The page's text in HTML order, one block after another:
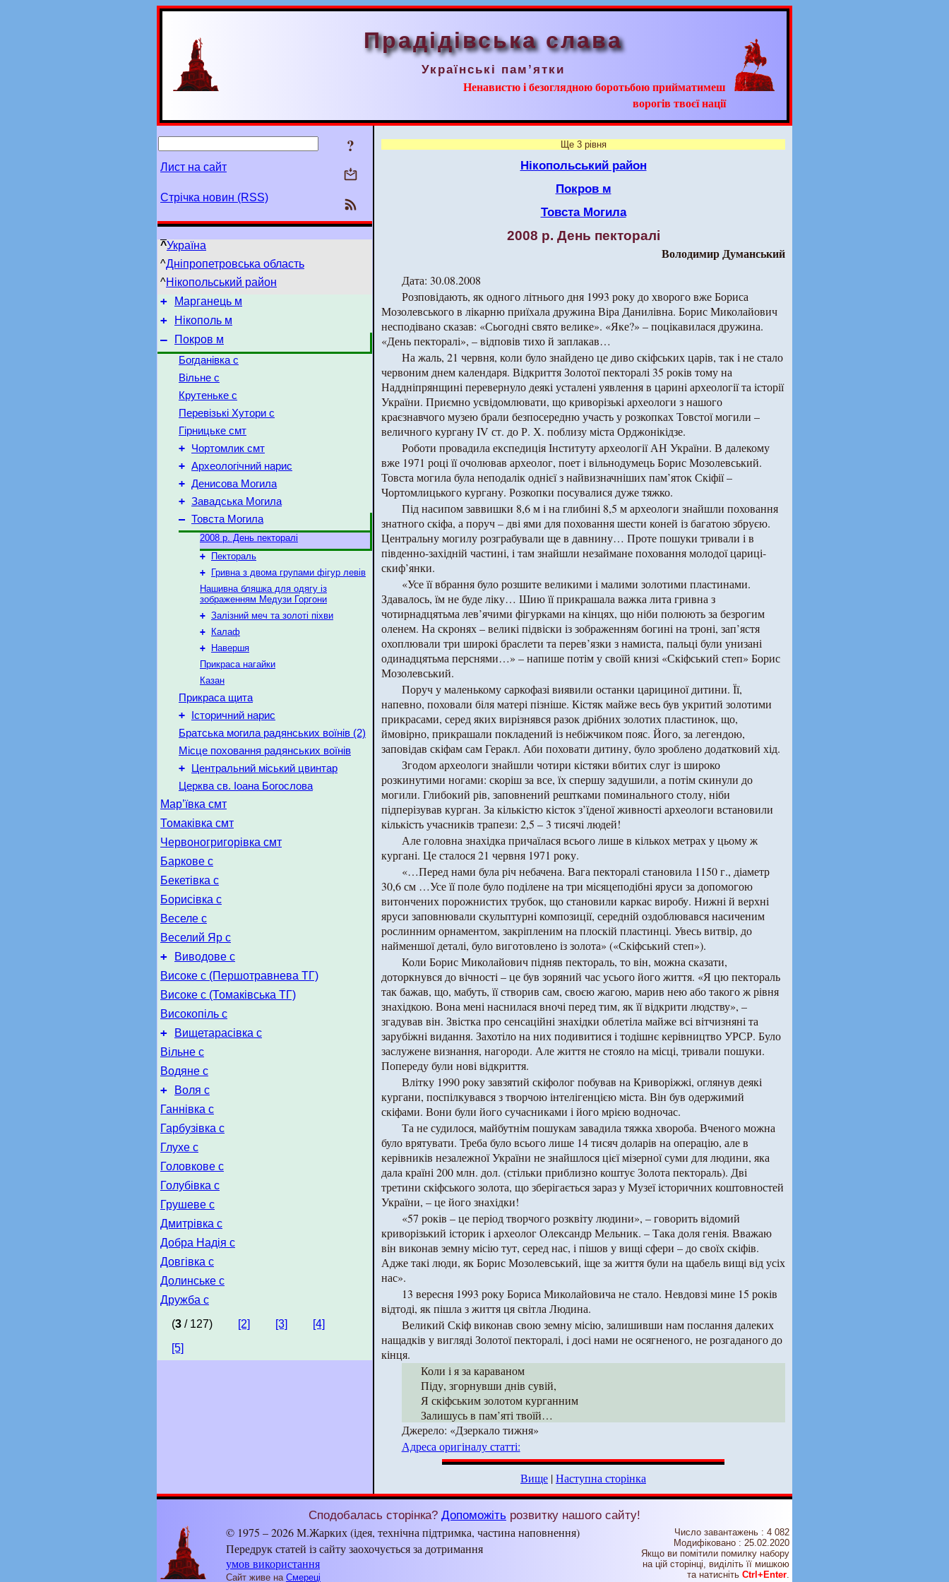
Прадідівська слава
Українські пам’ятки
Ненавистю і безоглядною боротьбою прийматимеш
ворогів твоєї нації
?
Лист на сайт
Стрічка новин (RSS)
^Україна
^Дніпропетровська область
^Нікопольський район
+ Марганець м
+ Нікополь м
– Покров м
Богданівка с
Вільне с
Крутеньке с
Перевізькі Хутори с
Гірницьке смт
+ Чортомлик смт
+ Археологічний нарис
+ Денисова Могила
+ Завадська Могила
– Товста Могила
2008 р. День пекторалі
+
Пектораль
+
Гривна з двома групами фігур левів
Нашивна бляшка для одягу із
зображенням Медузи Горгони
+ Залізний меч та золоті піхви
+
Калаф
+
Навершя
Прикраса нагайки
Казан
Прикраса щита
+
Історичний нарис
Братська могила радянських воїнів (2)
Місце поховання радянських воїнів
+
Центральний міський цвинтар
Церква св. Іоана Богослова
Мар’ївка смт
Томаківка смт
Червоногригорівка смт
Баркове с
Бекетівка с
Борисівка с
Веселе с
Веселий Яр с
+
Виводове с
Високе с (Першотравнева ТГ)
Високе с (Томаківська ТГ)
Високопіль с
+
Вищетарасівка с
Вільне с
Водяне с
+
Воля с
Ганнівка с
Гарбузівка с
Глухе с
Головкове с
Голубівка с
Грушеве с
Дмитрівка с
Добра Надія с
Довгівка с
Долинське с
Дружба с
(3 / 127) [2] [3]
[4]
[5]
Ще 3 рівня
Нікопольський район
Покров м
Товста Могила
2008 р. День пекторалі
Володимир Думанський
Дата: 30.08.2008
Розповідають, як одного літнього дня 1993 року до хворого вже Бориса
Мозолевського в лікарню приїхала дружина Віра Данилівна. Борис Миколайович
несподівано сказав: «Сьогодні свято велике». «Яке?» – поцікавилася дружина.
«День пекторалі», – відповів тихо й заплакав…
На жаль, 21 червня, коли було знайдено це диво скіфських царів, так і не стало
червоним днем календаря. Відкриття Золотої пекторалі 35 років тому на
Наддніпрянщині перевернуло деякі усталені уявлення в царині археології та історії
України. Приємно усвідомлювати, що криворізькі археологи з нашого
краєзнавчого музею брали безпосередню участь у розкопках Товстої могили –
величного кургану ІV ст. до Р. Х. поблизу міста Орджонікідзе.
Роботи провадила експедиція Інституту археології АН України. В далекому
вже 1971 році її очолював археолог, поет і вільнодумець Борис Мозолевський.
Товста могила була неподалік однієї з найвизначніших пам’яток Скіфії –
Чортомлицького кургану. Розкопки посувалися дуже тяжко.
Під насипом заввишки 8,6 м і на глибині 8,5 м археологи знайшли поховання
знатного скіфа, а поруч – дві ями для поховання шести коней із багатою збруєю.
Центральну могилу розграбували ще в давнину… Проте пошуки тривали і в
південно-західній частині, і там знайшли незаймане поховання молодої цариці-
скиф’янки.
«Усе її вбрання було розшите великими і малими золотими пластинами.
Здавалось, їм не буде ліку… Шию її прикрашала важка лита гривна з
чотирнадцятьма лев’ячими фігурками на кінцях, що ніби полюють за безрогим
оленем. На скронях – великі підвіски із зображенням богині на троні, зап’ястя
охоплювали три широкі браслети та перев’язки з намиста, пальці були унизані
одинадцятьма перснями…» – напише потім у своїй книзі «Скіфський степ» Борис
Мозолевський.
Поруч у маленькому саркофазі виявили останки царициної дитини. Її,
напевно, поховали біля матері пізніше. Кістяк майже весь був укритий золотими
прикрасами, серед яких вирізнявся разок дрібних золотих пластинок, що,
ймовірно, прикрашали покладений із небіжчиком пояс. Його, за легендою,
заповідав скіфам сам Геракл. Аби поховати дитину, було зроблено додатковий хід.
Згодом археологи знайшли чотири кістяки вбитих слуг із широко
розкинутими ногами: скоріш за все, їх спершу задушили, а потім скинули до
могили. Глибокий рів, заповнений рештками поминального столу, ніби
підперізував курган. За кількістю кісток з’їденої живності археологи встановили
кількість учасників трапези: 2,5 – 3 тисячі людей!
Але головна знахідка причаїлася всього лише в кількох метрах у цьому ж
кургані. Це сталося 21 червня 1971 року.
«…Перед нами була річ небачена. Вага пекторалі становила 1150 г., діаметр
30,6 см …Усе її поле було поділене на три місяцеподібні яруси за допомогою
витончених порожнистих трубок, що становили каркас виробу. Нижні й верхні
яруси заповнювали скульптурні композиції, середній оздоблювався насиченим
рослинним орнаментом, закріпленим на плоскій пластинці. Увесь витвір, до
найменшої деталі, було виготовлено із золота» («Скіфський степ»).
Коли Борис Миколайович підняв пектораль, то він, можна сказати,
доторкнувся до вічності – це був зоряний час усього його життя. «Я цю пектораль
так бажав, що, мабуть, її створив сам, своєю жагою, марив нею або такого ж рівня
знахідкою. Вона мені наснилася вночі перед тим, як її відкрити людству», –
згадував він. Звістка про сенсаційні знахідки облетіла майже всі вітчизняні та
зарубіжні видання. Захотіло на них подивитися і тодішнє керівництво УРСР. Було
заслужене визнання, нагороди. Але життя не стояло на місці, тривали пошуки.
Попереду були нові відкриття.
Влітку 1990 року завзятий скіфолог побував на Криворіжжі, оглянув деякі
кургани, поспілкувався з творчою інтелігенцією міста. Він був одержимий
скіфами. Вони були його сучасниками і його мрією водночас.
Та не судилося, майбутнім пошукам завадила тяжка хвороба. Вченого можна
було врятувати. Треба було всього лише 14 тисяч доларів на операцію, але в
керівників незалежної України не знайшлося цієї мізерної суми для людини, яка
дала країні 200 млн. дол. (стільки приблизно коштує Золота пектораль). Дві
третини скіфського золота, що зберігається зараз у Музеї історичних коштовностей
України, – це його знахідки!
«57 років – це період творчого розквіту людини», – говорить відомий
криворізький історик і археолог Олександр Мельник. – Така доля генія. Вважаю
він виконав земну місію тут, серед нас, і пішов у вищі сфери – до своїх скіфів.
Адже такі люди, як Борис Мозолевський, іще за життя були на щабель вищі від усіх
нас».
13 вересня 1993 року Бориса Миколайовича не стало. Невдовзі мине 15 років
відтоді, як пішла з життя ця світла Людина.
Великий Скіф виконав свою земну місію, залишивши нам послання далеких
нащадків у вигляді Золотої пекторалі, і досі нами не осягненого, не розгаданого до
кінця.
Коли і я за караваном
Піду, згорнувши днів сувій,
Я скіфським золотом курганним
Залишусь в пам’яті твоїй…
Джерело: «Дзеркало тижня»
Адреса оригіналу статті:
Вище |Наступна сторінка
Сподобалась сторінка? Допоможіть розвитку нашого сайту!
© 1975 – 2026 М.Жарких (ідея, технічна підтримка, частина наповнення)
Передрук статей із сайту заохочується за дотримання
умов використання
Сайт живе на Смереці
Число завантажень : 4 082
Модифіковано : 25.02.2020
Якщо ви помітили помилку набору
на цiй сторiнцi, видiлiть її мишкою
та натисніть Ctrl+Enter.